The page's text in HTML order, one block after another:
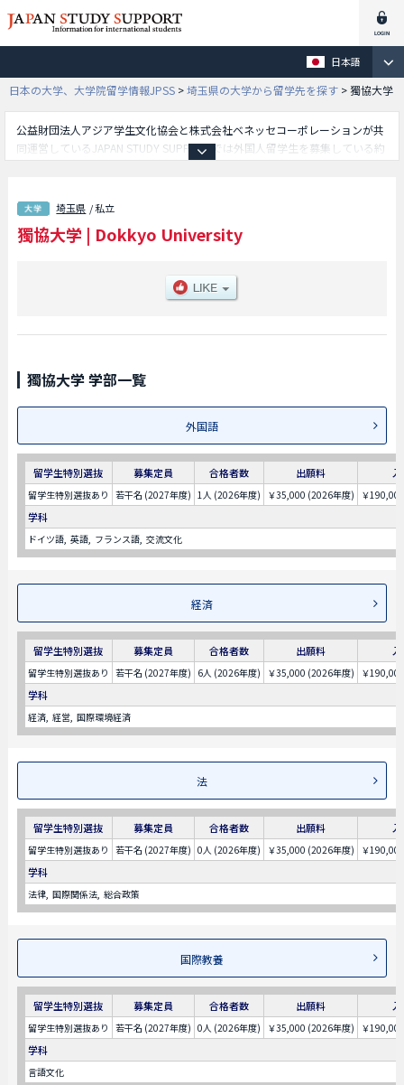
日本語
日本の大学、大学院留学情報JPSS >埼玉県の大学から留学先を探す > 獨協大学
公益財団法人アジア学生文化協会と株式会社ベネッセコーポレーションが共
同運営しているJAPAN STUDY SUPPORTでは外国人留学生を募集している約
部や法学部や国際教養学部等、学部別情報や、募集定員や合格者数など入試
情報、施設案内、アクセスなど外国人留学生に必要な情報を掲載しているの
で是非ご利用ください。
埼玉県 / 私立
獨協大学 | Dokkyo University
獨協大学 学部一覧
外国語
留学生特別選抜 募集定員 合格者数 出願料
留学生特別選抜あり 若干名 (2027年度) 1人 (2026年度) ￥35,000 (2026年度) ￥
学科
ドイツ語 英語 フランス語 交流文化
経済
留学生特別選抜 募集定員 合格者数 出願料
留学生特別選抜あり 若干名 (2027年度) 6人 (2026年度) ￥35,000 (2026年度) ￥
学科
経済 経営 国際環境経済
法
留学生特別選抜 募集定員 合格者数 出願料
留学生特別選抜あり 若干名 (2027年度) 0人 (2026年度) ￥35,000 (2026年度) ￥
学科
法律 国際関係法 総合政策
国際教養
留学生特別選抜 募集定員 合格者数 出願料
留学生特別選抜あり 若干名 (2027年度) 0人 (2026年度) ￥35,000 (2026年度) ￥
学科
言語文化